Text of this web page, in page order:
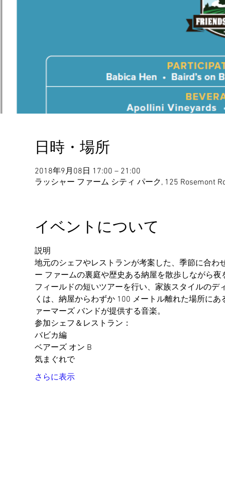
日時・場所
2018年9月08日 17:00 – 21:00
ラッシャー ファーム シティ パーク, 125 Rosemont
イベントについて
説明
地元のシェフやレストランが考案した、季節に合
ー ファームの裏庭や歴史ある納屋を散歩しながら
フィールドの短いツアーを行い、家族スタイルの
くは、納屋からわずか 100 メートル離れた場所に
ァーマーズ バンドが提供する音楽。
参加シェフ＆レストラン：
バビカ編
ベアーズ オン B
気まぐれで
さらに表示